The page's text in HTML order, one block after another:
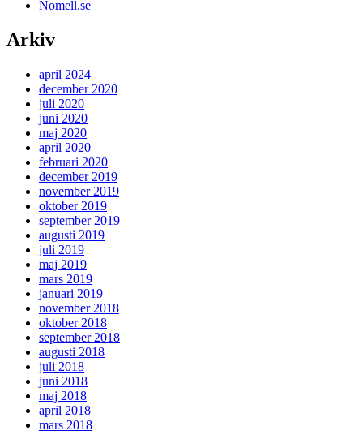
Nomell.se
Arkiv
april 2024
december 2020
juli 2020
juni 2020
maj 2020
april 2020
februari 2020
december 2019
november 2019
oktober 2019
september 2019
augusti 2019
juli 2019
maj 2019
mars 2019
januari 2019
november 2018
oktober 2018
september 2018
augusti 2018
juli 2018
juni 2018
maj 2018
april 2018
mars 2018